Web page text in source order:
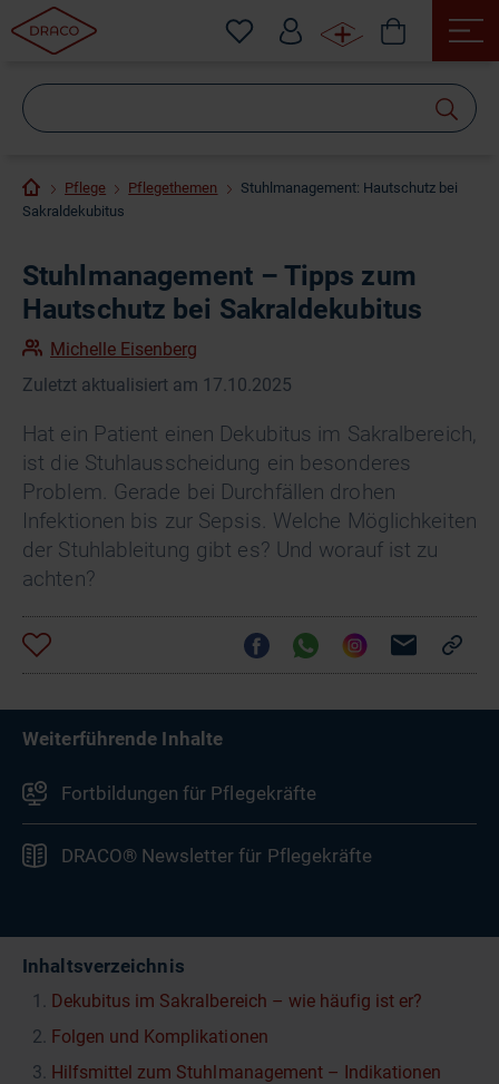
Pflege Pflegethemen
Stuhlmanagement: Hautschutz bei
Sakraldekubitus
Stuhlmanagement – Tipps zum
Hautschutz bei Sakraldekubitus
Michelle Eisenberg
Zuletzt aktualisiert am 17.10.2025
Hat ein Patient einen Dekubitus im Sakralbereich,
ist die Stuhlausscheidung ein besonderes
Problem. Gerade bei Durchfällen drohen
Infektionen bis zur Sepsis. Welche Möglichkeiten
der Stuhlableitung gibt es? Und worauf ist zu
achten?
Inhaltsverzeichnis
Dekubitus im Sakralbereich – wie häufig ist er?
Folgen und Komplikationen
Hilfsmittel zum Stuhlmanagement – Indikationen
Weiterführende Inhalte
Fortbildungen für Pflegekräfte
DRACO® Newsletter für Pflegekräfte
suchen